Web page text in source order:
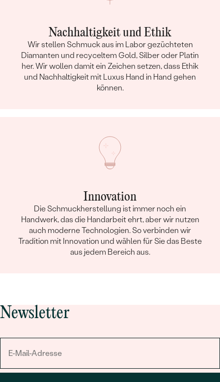
Nachhaltigkeit und Ethik
Wir stellen Schmuck aus im Labor gezüchteten
Diamanten und recyceltem Gold, Silber oder Platin
her. Wir wollen damit ein Zeichen setzen, dass Ethik
und Nachhaltigkeit mit Luxus Hand in Hand gehen
können.
Innovation
Die Schmuckherstellung ist immer noch ein
Handwerk, das die Handarbeit ehrt, aber wir nutzen
auch moderne Technologien. So verbinden wir
Tradition mit Innovation und wählen für Sie das Beste
aus jedem Bereich aus.
Newsletter